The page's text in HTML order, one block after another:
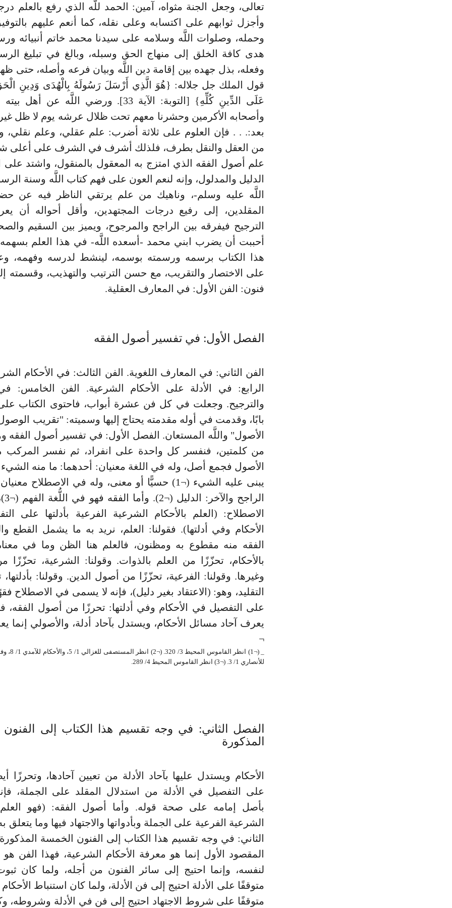
تعالى، وجعل الجنة مثواه، آمين: الحمد للَّه الذي رفع بالعلم
وأجزل ثوابهم على اكتسابه وعلى نقله، كما أنعم عليهم
وحمله، وصلوات اللَّه وسلامه على سيدنا محمد خاتم أنبيائه
هدى كافة الخلق إلى منهاج الحق وسبله، وبالغ في تبليغ
وفعله، بذل جهده بين إقامة دين اللَّه وبيان فرعه وأصله، حتى
قول الملك جل جلاله: {هُوَ الَّذِي أَرْسَلَ رَسُولَهُ بِالْهُدَى وَدِينِ
عَلَى الدِّينِ كُلِّهِ} [التوبة: الآية 33]. ورضي اللَّه عن
وأصحابه الأكرمين وحشرنا معهم تحت ظلال عرشه يوم لا ظل
بعد:. . . فإن العلوم على ثلاثة أضرب: علم عقلي، وعلم نقلي،
من العقل والنقل بطرف، فلذلك أشرف في الشرف على أعلى
علم أصول الفقه الذي امتزج به المعقول بالمنقول، واشتد
الدليل والمدلول، وإنه لنعم العون على فهم كتاب اللَّه وسنة
اللَّه عليه وسلم-، وناهيك من علم يرتقي الناظر فيه عن
المقلدين، إلى رفيع درجات المجتهدين، وأقل أحواله أن
الترجيح فيفرقه بين الراجح والمرجوح، ويميز بين السقيم
أحببت أن يضرب ابني محمد -أسعده اللَّه- في هذا العلم
هذا الكتاب برسمه ورسمته بوسمه، لينشط لدرسه وفهمه،
على الاختصار والتقريب، مع حسن الترتيب والتهذيب، وقسمته
فنون: الفن الأول: في المعارف العقلية.
الفصل الأول: في تفسير أصول الفقه
الفن الثاني: في المعارف اللغوية. الفن الثالث: في الأحكام
الرابع: في الأدلة على الأحكام الشرعية. الفن الخامس: في
والترجيح. وجعلت في كل فن عشرة أبواب، فاحتوى الكتاب
بابًا، وقدمت في أوله مقدمته يحتاج إليها وسميته: "تقريب
الأصول" واللَّه المستعان. الفصل الأول: في تفسير أصول الفقه
من كلمتين، فنفسر كل واحدة على انفراد، ثم نفسر المركب
الأصول فجمع أصل، وله في اللغة معنيان: أحدهما: ما منه الشيء
يبنى عليه الشيء (¬1) حسيًّا أو معنى، وله في الاصطلاح
الاصطلاح: (العلم بالأحكام الشرعية الفرعية بأدلتها على
الأحكام وفي أدلتها). فقولنا: العلم، نريد به ما يشمل القطع
الفقه منه مقطوع به ومظنون، فالعلم هنا الظن وما في
بالأحكام، تحزّزًا من العلم بالذوات. وقولنا: الشرعية، تحزّزًا
وغيرها. وقولنا: الفرعية، تحزّزًا من أصول الدين. وقولنا:
التقليد، وهو: (الاعتقاد بغير دليل)، فإنه لا يسمى في الاصطلاح
على التفصيل في الأحكام وفي أدلتها: تحرزًا من أصول الفقه،
يعرف آحاد مسائل الأحكام، ويستدل بآحاد أدلة، والأصولي إنما
¬
_ (¬1) انظر
للأنصاري 1/ 3. (¬3) انظر القاموس المحيط 4/ 289.
الفصل الثاني: في وجه تقسيم هذا الكتاب إلى
المذكورة
الأحكام ويستدل عليها بآحاد الأدلة من تعيين آحادها، وتحرزًا
على التفصيل في الأدلة من استدلال المقلد على الجملة،
بأصل إمامه على صحة قوله. وأما أصول الفقه: (فهو العلم
الشرعية الفرعية على الجملة وبأدواتها والاجتهاد فيها وما يتعلق
الثاني: في وجه تقسيم هذا الكتاب إلى الفنون الخمسة
المقصود الأول إنما هو معرفة الأحكام الشرعية، فهذا الفن
لنفسه، وإنما احتيج إلى سائر الفنون من أجله، ولما كان
متوقفًا على الأدلة احتيج إلى فن الأدلة، ولما كان استنباط
متوقفًا على شروط الاجتهاد احتيج إلى فن في الأدلة وشروطه،